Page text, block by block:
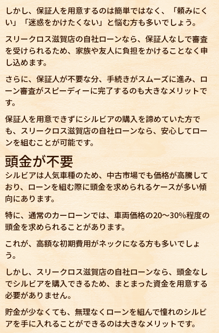
しかし、保証人を用意するのは簡単ではなく、「頼みにく
い」「迷惑をかけたくない」と悩む方も多いでしょう。
スリークロス滋賀店の自社ローンなら、保証人なしで審査
を受けられるため、家族や友人に負担をかけることなく申
し込めます。
さらに、保証人が不要な分、手続きがスムーズに進み、ロ
ーン審査がスピーディーに完了するのも大きなメリットで
す。
保証人を用意できずにシルビアの購入を諦めていた方で
も、スリークロス滋賀店の自社ローンなら、安心してロー
ンを組むことが可能です。
頭金が不要
シルビアは人気車種のため、中古市場でも価格が高騰して
おり、ローンを組む際に頭金を求められるケースが多い傾
向にあります。
特に、通常のカーローンでは、車両価格の20〜30％程度の
頭金を求められることがあります。
これが、高額な初期費用がネックになる方も多いでしょ
う。
しかし、スリークロス滋賀店の自社ローンなら、頭金なし
でシルビアを購入できるため、まとまった資金を用意する
必要がありません。
貯金が少なくても、無理なくローンを組んで憧れのシルビ
アを手に入れることができるのは大きなメリットです。